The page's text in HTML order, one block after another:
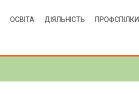
ОСВІТА ДІЯЛЬНІСТЬ ПРОФСПІЛКИ